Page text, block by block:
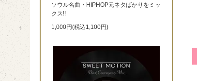
ソウル名曲・HIPHOP元ネタばかりをミッ
クス!!
1,000円(税込1,100円)